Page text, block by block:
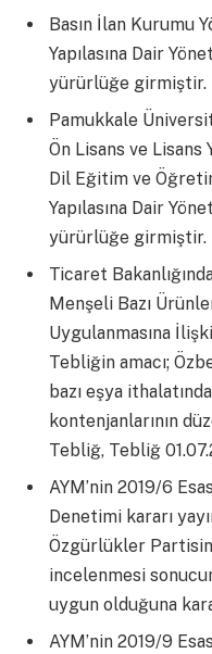
Basın İlan Kurumu
Yapılasına Dair
yürürlüğe girmiştir.
Pamukkale
Ön Lisans ve Lisans
Dil Eğitim ve
Yapılasına Dair
yürürlüğe girmiştir.
Ticaret
Menşeli Bazı
Uygulanmasına
Tebliğin amacı;
bazı eşya
kontenjanlarının
Tebliğ, Tebliğ
AYM’nin 2019/6
Denetimi kararı
Özgürlükler
incelenmesi
uygun olduğuna
AYM’nin 2019/9